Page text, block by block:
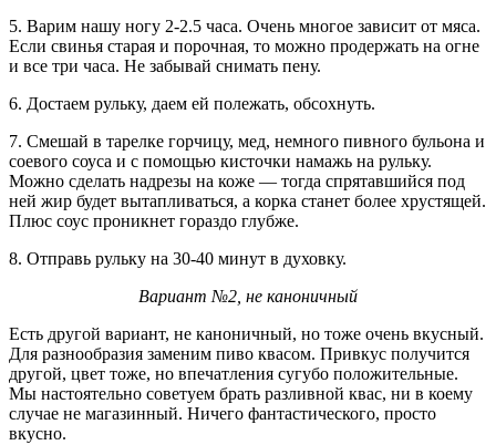
5. Варим нашу ногу 2-2.5 часа. Очень многое зависит от мяса.
Если свинья старая и порочная, то можно продержать на огне
и все три часа. Не забывай снимать пену.
6. Достаем рульку, даем ей полежать, обсохнуть.
7. Смешай в тарелке горчицу, мед, немного пивного бульона и
соевого соуса и с помощью кисточки намажь на рульку.
Можно сделать надрезы на коже — тогда спрятавшийся под
ней жир будет вытапливаться, а корка станет более хрустящей.
Плюс соус проникнет гораздо глубже.
8. Отправь рульку на 30-40 минут в духовку.
Вариант №2, не каноничный
Есть другой вариант, не каноничный, но тоже очень вкусный.
Для разнообразия заменим пиво квасом. Привкус получится
другой, цвет тоже, но впечатления сугубо положительные.
Мы настоятельно советуем брать разливной квас, ни в коему
случае не магазинный. Ничего фантастического, просто
вкусно.